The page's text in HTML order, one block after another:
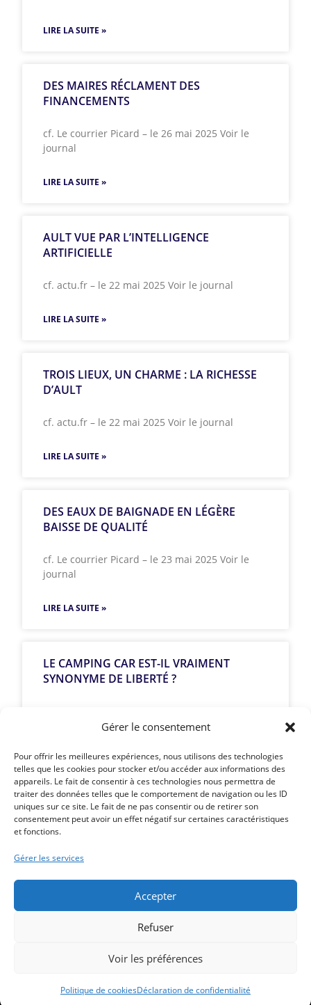
Gérer le consentement
Pour offrir les meilleures expériences, nous utilisons des technologies
telles que les cookies pour stocker et/ou accéder aux informations des
appareils. Le fait de consentir à ces technologies nous permettra de
traiter des données telles que le comportement de navigation ou les ID
uniques sur ce site. Le fait de ne pas consentir ou de retirer son
consentement peut avoir un effet négatif sur certaines caractéristiques
et fonctions.
Gérer les services
Accepter
Refuser
Voir les préférences
Politique de cookiesDéclaration de confidentialité
LIRE LA SUITE »
DES MAIRES RÉCLAMENT DES
FINANCEMENTS
cf. Le courrier Picard – le 26 mai 2025 Voir le
journal
LIRE LA SUITE »
AULT VUE PAR L’INTELLIGENCE
ARTIFICIELLE
cf. actu.fr – le 22 mai 2025 Voir le journal
LIRE LA SUITE »
TROIS LIEUX, UN CHARME : LA RICHESSE
D’AULT
cf. actu.fr – le 22 mai 2025 Voir le journal
LIRE LA SUITE »
DES EAUX DE BAIGNADE EN LÉGÈRE
BAISSE DE QUALITÉ
cf. Le courrier Picard – le 23 mai 2025 Voir le
journal
LIRE LA SUITE »
LE CAMPING CAR EST-IL VRAIMENT
SYNONYME DE LIBERTÉ ?
LIRE LA SUITE »
Article précédent
LA DESCENTE A BATEAUX EN TRAVAUX
FAUT-IL AVOIR PEUR DE SE BAIGNER ?
RGPD et cookies|politique de confidentialité